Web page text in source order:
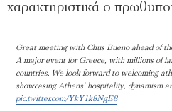
χαρακτηριστικά ο
Great meeting with Chus Bueno ahead of
A major event for Greece, with millions of
countries. We look forward to welcoming
showcasing Athens’ hospitality, dynamism
pic.twitter.com/YkY1k8NgE8